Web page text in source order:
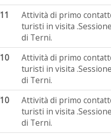
Attività di primo
turisti in visita
di Terni.
Attività di primo
turisti in visita
di Terni.
Attività di primo
turisti in visita
di Terni.